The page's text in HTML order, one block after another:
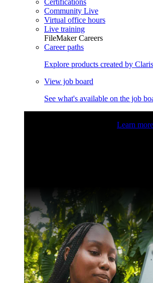
Certifications
Community Live
Virtual office hours
Live training
FileMaker Careers
Career paths
Explore products created by
View job board
See what's available on the job
Learn more